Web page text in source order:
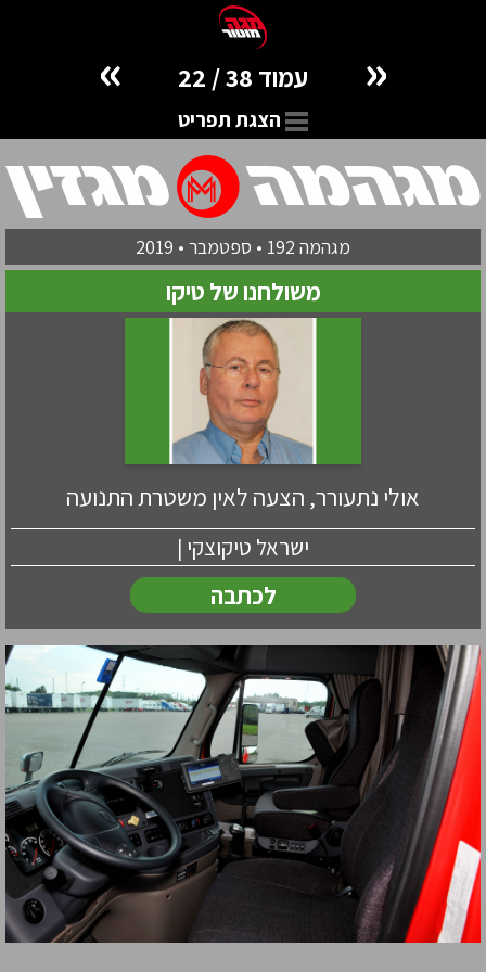
« עמוד 38 / 22 »
הצגת תפריט
מגהמה 192 • ספטמבר • 2019
משולחנו של טיקו
אולי נתעורר, הצעה לאין משטרת התנועה
ישראל טיקוצקי |
לכתבה